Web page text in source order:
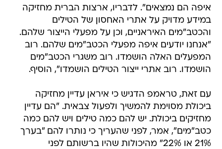
איפה הם נמצאים". לדבריו, ארצות הברית מחזיקה
במידע מדויק על אתרי האחסון של הטילים
והכטב"מים האיראניים, וכן על מפעלי הייצור שלהם.
"אנחנו יודעים איפה מפעלי הכטב"מים שלהם. רוב
המפעלים האלה הושמדו. רוב משגרי הכטב"מים
הושמדו. רוב אתרי ייצור הטילים הושמדו", הוסיף.
עם זאת, טראמפ הדגיש כי איראן עדיין מחזיקה
ביכולת מסוימת להמשיך ולפעול צבאית. "הם עדיין
מחזיקים ביכולת. יש להם כמה טילים ויש להם כמה
כטב"מים", אמר, לפני שהעריך כי נותרו להם "בערך
21% או 22%" מהיכולות שהיו ברשותם לפני